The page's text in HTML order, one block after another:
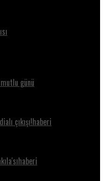
günü
çıkışı!haberi